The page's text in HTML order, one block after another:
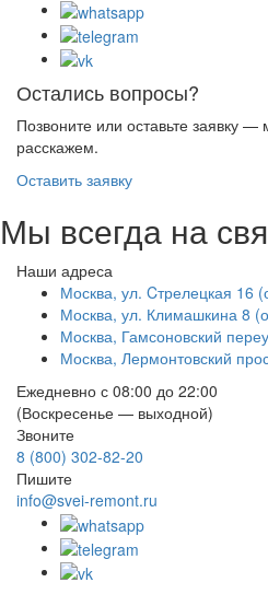
Остались вопросы?
Позвоните или оставьте заявку
расскажем.
Оставить заявку
Мы всегда на
Наши адреса
Москва, ул. Cтрелецкая 16
Москва, ул. Климашкина 8
Москва, Гамсоновский
Москва, Лермонтовский
Ежедневно с 08:00 до 22:00
(Воскресенье — выходной)
Звоните
8 (800) 302-82-20
Пишите
info@svei-remont.ru